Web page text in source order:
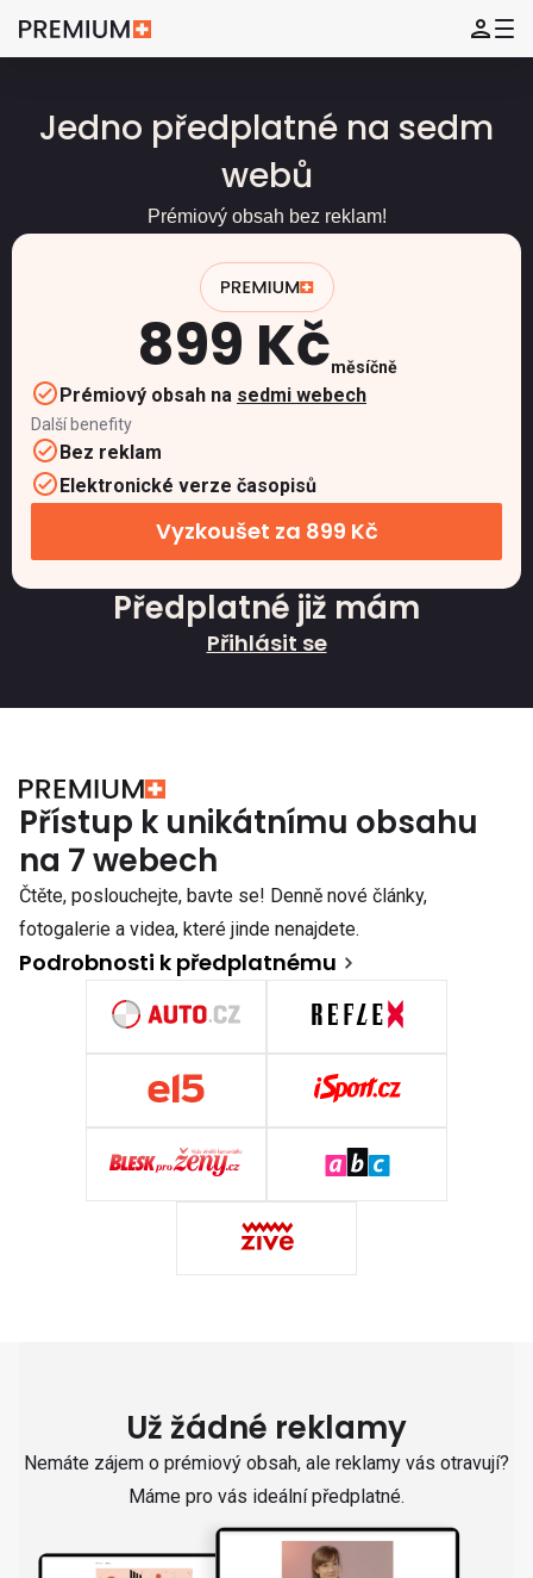
Jedno předplatné na sedm
webů
Prémiový obsah bez reklam!
899 Kčměsíčně
Prémiový obsah na sedmi webech
Další benefity
Bez reklam
Elektronické verze časopisů
Vyzkoušet za 899 Kč
Předplatné již mám
Přihlásit se
Přístup k unikátnímu obsahu
na 7 webech
Čtěte, poslouchejte, bavte se! Denně nové články,
fotogalerie a videa, které jinde nenajdete.
Podrobnosti k předplatnému
Už žádné reklamy
Nemáte zájem o prémiový obsah, ale reklamy vás otravují?
Máme pro vás ideální předplatné.